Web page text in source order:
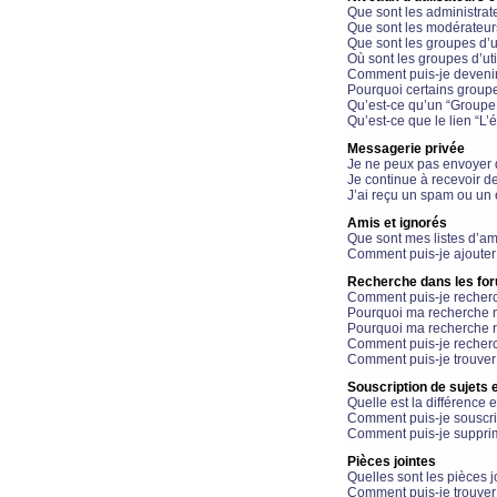
Que sont les
Que sont les
Que sont les groupes
Où sont les groupes
Comment puis-je
Pourquoi certains
Qu’est-ce qu’un
Qu’est-ce que le lien
Messagerie privée
Je ne peux pas envoyer
Je continue à recevoir
J’ai reçu un spam ou
Amis et ignorés
Que sont mes listes
Comment puis-je
Recherche dans les
Comment puis-je
Pourquoi ma recherche
Pourquoi ma recherche
Comment puis-je
Comment puis-je
Souscription de sujets
Quelle est la différence
Comment puis-je
Comment puis-je
Pièces jointes
Quelles sont les pièces
Comment puis-je